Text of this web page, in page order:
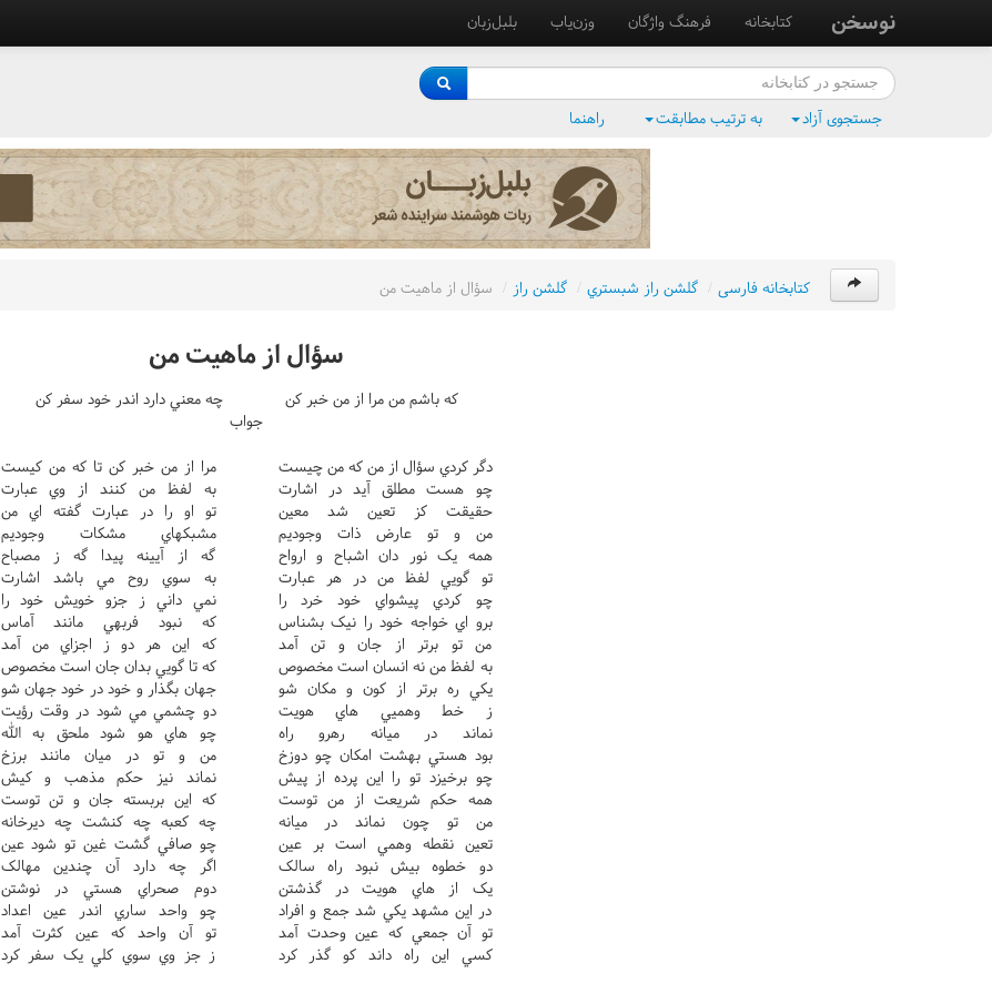
نوسخن کتابخانه فرهنگ واژگان وزن‌یاب بلبل‌زبان
جستجوی آزاد به ترتیب مطابقت راهنما
کتابخانه فارسی / گلشن راز شبستري / گلشن راز / سؤال از ماهيت من
سؤال از ماهيت من
که باشم من مرا از من خبر کن
چه معني دارد اندر خود سفر کن
جواب
دگر کردي سؤال از من که من چيست
مرا از من خبر کن تا که من کيست
چو هست مطلق آيد در اشارت
به لفظ من کنند از وي عبارت
حقيقت کز تعين شد معين
تو او را در عبارت گفته اي من
من و تو عارض ذات وجوديم
مشبکهاي مشکات وجوديم
همه يک نور دان اشباح و ارواح
گه از آيينه پيدا گه ز مصباح
تو گويي لفظ من در هر عبارت
به سوي روح مي باشد اشارت
چو کردي پيشواي خود خرد را
نمي داني ز جزو خويش خود را
برو اي خواجه خود را نيک بشناس
که نبود فربهي مانند آماس
من تو برتر از جان و تن آمد
که اين هر دو ز اجزاي من آمد
به لفظ من نه انسان است مخصوص
که تا گويي بدان جان است مخصوص
يکي ره برتر از کون و مکان شو
جهان بگذار و خود در خود جهان شو
ز خط وهميي هاي هويت
دو چشمي مي شود در وقت رؤيت
نماند در ميانه رهرو راه
چو هاي هو شود ملحق به الله
بود هستي بهشت امکان چو دوزخ
من و تو در ميان مانند برزخ
چو برخيزد تو را اين پرده از پيش
نماند نيز حکم مذهب و کيش
همه حکم شريعت از من توست
که اين بربسته جان و تن توست
من تو چون نماند در ميانه
چه کعبه چه کنشت چه ديرخانه
تعين نقطه وهمي است بر عين
چو صافي گشت غين تو شود عين
دو خطوه بيش نبود راه سالک
اگر چه دارد آن چندين مهالک
يک از هاي هويت در گذشتن
دوم صحراي هستي در نوشتن
در اين مشهد يکي شد جمع و افراد
چو واحد ساري اندر عين اعداد
تو آن جمعي که عين وحدت آمد
تو آن واحد که عين کثرت آمد
کسي اين راه داند کو گذر کرد
ز جز وي سوي کلي يک سفر کرد